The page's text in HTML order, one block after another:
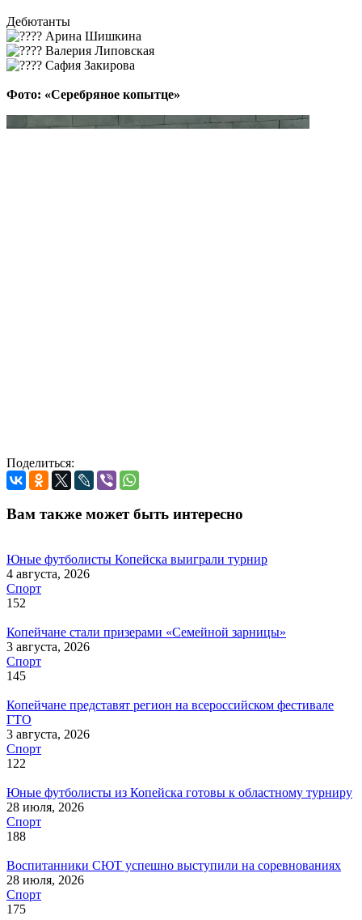
Дебютанты
Арина Шишкина
Валерия Липовская
Сафия Закирова
Фото: «Серебряное копытце»
Поделиться:
Вам также может быть интересно
Юные футболисты Копейска выиграли турнир
4 августа, 2026
Спорт
152
Копейчане стали призерами «Семейной зарницы»
3 августа, 2026
Спорт
145
Копейчане представят регион на всероссийском фестивале
ГТО
3 августа, 2026
Спорт
122
Юные футболисты из Копейска готовы к областному турниру
28 июля, 2026
Спорт
188
Воспитанники СЮТ успешно выступили на соревнованиях
28 июля, 2026
Спорт
175